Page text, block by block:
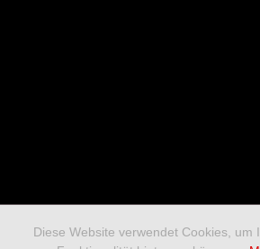
Diese Website verwendet Cookies, um